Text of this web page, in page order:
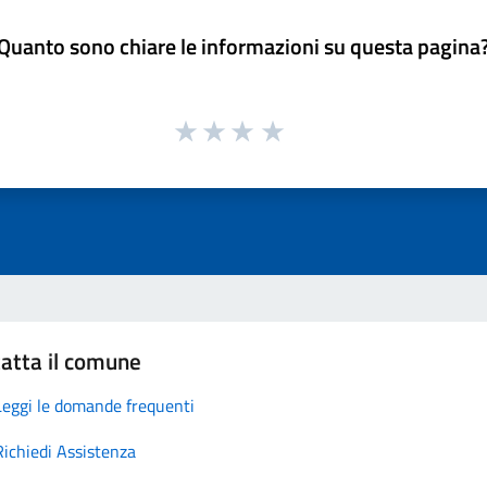
sono chiare le informazioni su questa
il comune
le domande frequenti
Assistenza